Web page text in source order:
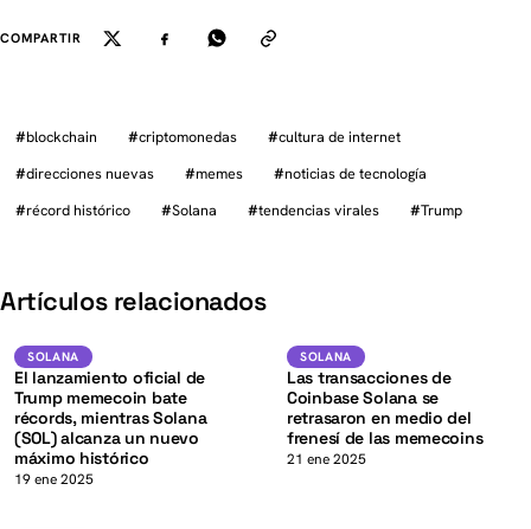
COMPARTIR
#blockchain #criptomonedas #cultura de internet
#direcciones nuevas #memes #noticias de tecnología
#récord histórico #Solana #tendencias virales #Trump
Artículos relacionados
SOLANA SOL K
SOLANA
El lanzamiento oficial de
Trump memecoin bate
récords, mientras Solana
(SOL) alcanza un nuevo
máximo histórico
19 ene 2025
SOLANA
SOLANA
Las transacciones de
Coinbase Solana se
retrasaron en medio del
frenesí de las memecoins
21 ene 2025